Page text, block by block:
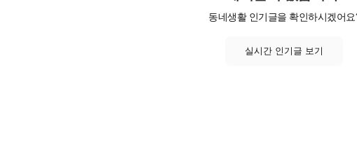
동네생활 인기글을 확인하시겠어요
실시간 인기글 보기